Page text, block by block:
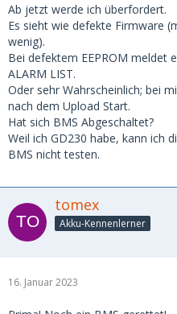
Ab jetzt werde ich überfordert.
Es sieht wie defekte Firmware
wenig).
Bei defektem EEPROM meldet
ALARM LIST.
Oder sehr Wahrscheinlich; bei
nach dem Upload Start.
Hat sich BMS Abgeschaltet?
Weil ich GD230 habe, kann ich
BMS nicht testen.
tomex
Akku-Kennenlerner
16. Januar 2023